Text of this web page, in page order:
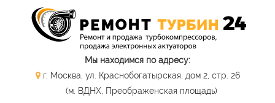
Мы находимся по адресу:
г. Москва, ул. Краснобогатырская, дом 2, стр. 26
(м. ВДНХ, Преображенская площадь)